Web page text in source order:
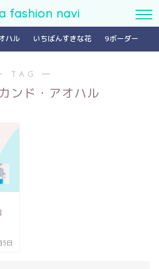
fashion navi
ハル いちばんすきな花 9ボーダー
TAG ―
ンド・アオハル
5日